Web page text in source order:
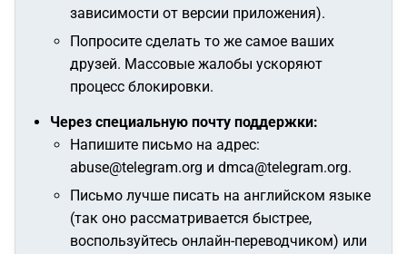
зависимости от версии приложения).
Попросите сделать то же самое ваших
друзей. Массовые жалобы ускоряют
процесс блокировки.
Через специальную почту поддержки:
Напишите письмо на адрес:
abuse@telegram.org и dmca@telegram.org.
Письмо лучше писать на английском языке
(так оно рассматривается быстрее,
воспользуйтесь онлайн-переводчиком) или